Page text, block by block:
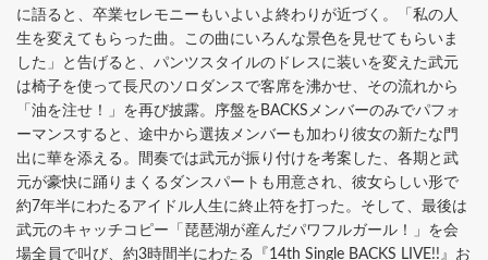
に語ると、卒業セレモニーもいよいよ終わりが近づく。「私の人
生を変えてもらった曲。この曲にいろんな景色を見せてもらいま
した」と告げると、パンツスタイルのドレスに装いを変えた武元
は椅子を使って長尺のソロダンスで客席を沸かせ、その流れから
「油を注せ！」を再び披露。序盤をBACKSメンバーのみでパフォ
ーマンスすると、途中から選抜メンバーも加わり彼女の新たな門
出に華を添える。間奏では武元が振り付けを考案した、各期と武
元が豪快に踊りまくるダンスパートも用意され、彼女らしい形で
約7年半にわたるアイドル人生に終止符を打った。そして、最後は
武元のキャッチコピー「琵琶湖が産んだパワフルガール！」を会
場全員で叫び、約3時間半にわたる『14th Single BACKS LIVE!!』お